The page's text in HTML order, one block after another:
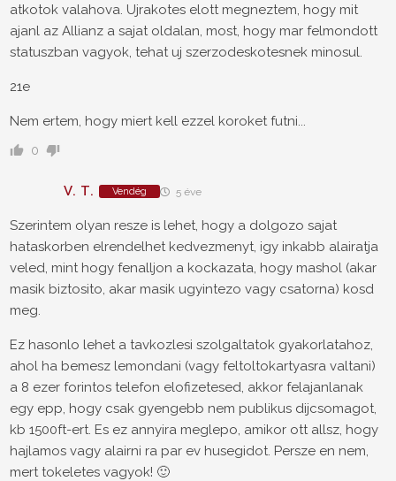
atkotok valahova. Ujrakotes elott megneztem, hogy mit
ajanl az Allianz a sajat oldalan, most, hogy mar felmondott
statuszban vagyok, tehat uj szerzodeskotesnek minosul.
21e
Nem ertem, hogy miert kell ezzel koroket futni...
0
V. T. Vendég 5 éve
Szerintem olyan resze is lehet, hogy a dolgozo sajat
hataskorben elrendelhet kedvezmenyt, igy inkabb alairatja
veled, mint hogy fenalljon a kockazata, hogy mashol (akar
masik biztosito, akar masik ugyintezo vagy csatorna) kosd
meg.
Ez hasonlo lehet a tavkozlesi szolgaltatok gyakorlatahoz,
ahol ha bemesz lemondani (vagy feltoltokartyasra valtani)
a 8 ezer forintos telefon elofizetesed, akkor felajanlanak
egy epp, hogy csak gyengebb nem publikus dijcsomagot,
kb 1500ft-ert. Es ez annyira meglepo, amikor ott allsz, hogy
hajlamos vagy alairni ra par ev husegidot. Persze en nem,
mert tokeletes vagyok! 🙂